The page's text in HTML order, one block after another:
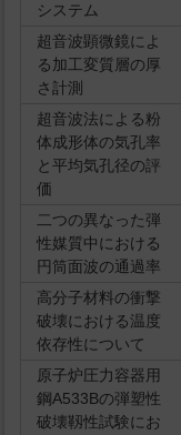
システム
超音波顕微鏡によ
る加工変質層の厚
さ計測
超音波法による粉
体成形体の気孔率
と平均気孔径の評
価
二つの異なった弾
性媒質中における
円筒面波の通過率
高分子材料の衝撃
破壊における温度
依存性について
原子炉圧力容器用
鋼A533Bの弾塑性
破壊靱性試験にお